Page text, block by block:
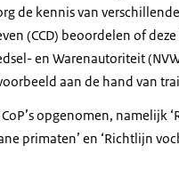
de kennis van
(CCD) beoordelen of
en Warenautoriteit
aan de hand van
opgenomen, namelijk
primaten’ en ‘Richtlijn